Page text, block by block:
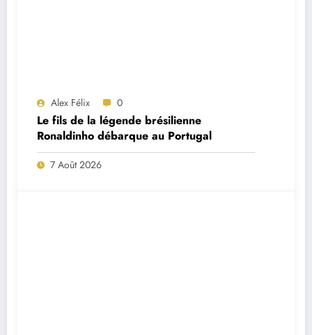
Alex Félix 0
Le fils de la légende brésilienne
Ronaldinho débarque au Portugal
7 Août 2026